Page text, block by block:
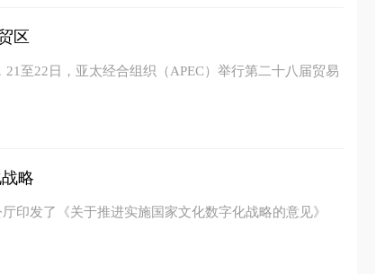
区
至22日，亚太经合组织（APEC）举行第二十八届贸易
略
印发了《关于推进实施国家文化数字化战略的意见》